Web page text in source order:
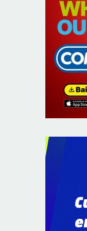
estratégica
CIEE e